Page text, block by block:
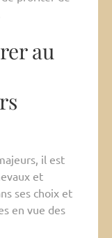
au
il est
et
ses choix et
en vue des